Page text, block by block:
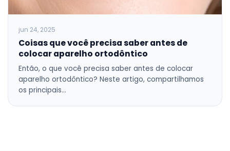
jun 24, 2025
Coisas que você precisa saber antes de
colocar aparelho ortodôntico
Então, o que você precisa saber antes de colocar
aparelho ortodôntico? Neste artigo, compartilhamos
os principais…